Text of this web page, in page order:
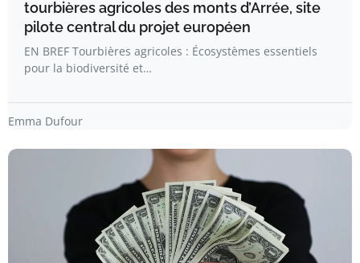
tourbières agricoles des monts d’Arrée, site
pilote central du projet européen
EN BREF Tourbières agricoles : Écosystèmes essentiels
pour la biodiversité et…
Emma Dufour